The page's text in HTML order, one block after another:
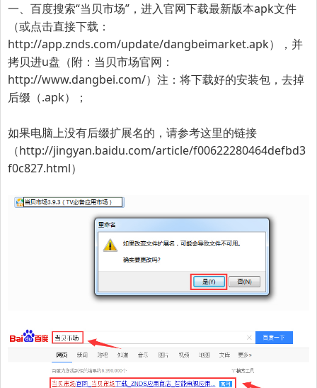
一、百度搜索“当贝市场”，进入官网下载最新版本apk文件
（或点击直接下载：
http://app.znds.com/update/dangbeimarket.apk），并
拷贝进u盘（附：当贝市场官网：
http://www.dangbei.com/） 注：将下载好的安装包，去掉
后缀（.apk）
；
如果电脑上没有后缀扩展名的，请参考这里的链接
（http://jingyan.baidu.com/article/f00622280464defbd3
f0c827.html）